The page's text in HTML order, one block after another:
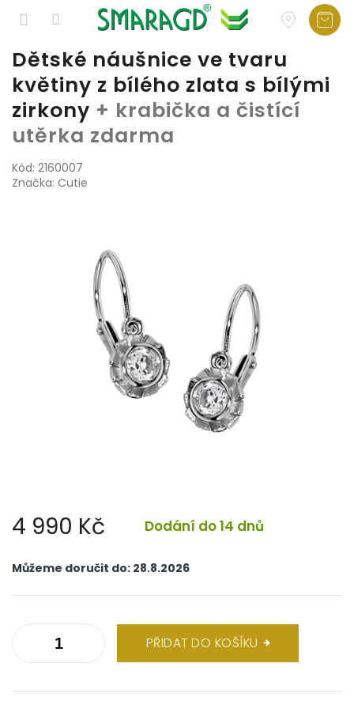
Přejít
obsah
Dětské náušnice ve tvaru
květiny z bílého zlata s bílými
zirkony + krabička a čistící
utěrka zdarma
Kód: 2160007
Značka: Cutie
4 990 Kč Dodání do 14 dnů
cena:
Můžeme doručit do: 28.8.2026
PŘIDAT DO KOŠÍKU